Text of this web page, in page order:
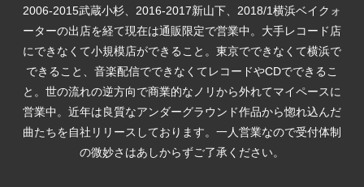
2006-2015武蔵小杉、2016-2017新山下、2018/1横浜ベイクォ
ーターの出店を経て現在は通販限定で営業中。大手レコード店
にできなくて小規模店ができること。東京でできなくて横浜で
できること、音楽配信でできなくてレコードやCDでできるこ
と。世の流れの逆方向で商業的なノリから外れてマイペースに
営業中。近年は良質なアンダーグラウンド作品から惚れ込んだ
曲たちを自社リリースしております。一人営業なので受付体制
の微妙さはあしからずご了承ください。